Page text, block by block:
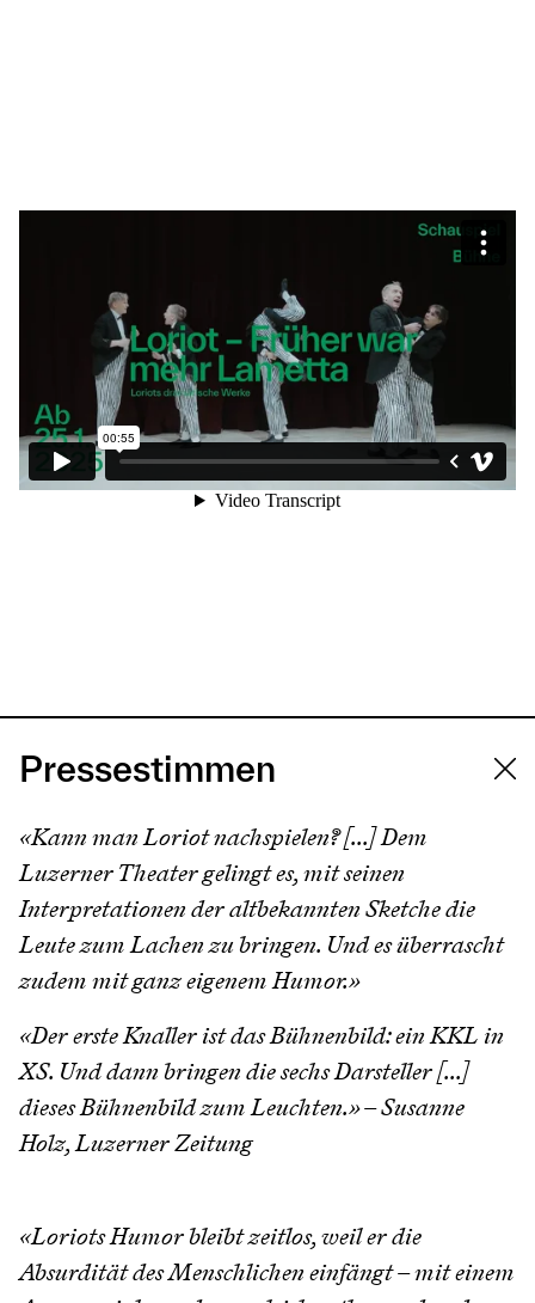
Pressestimmen
«Kann man Loriot nachspielen? [...] Dem
Luzerner Theater gelingt es, mit seinen
Interpretationen der altbekannten Sketche die
Leute zum Lachen zu bringen. Und es überrascht
zudem mit ganz eigenem Humor.»
«Der erste Knaller ist das Bühnenbild: ein KKL in
XS. Und dann bringen die sechs Darsteller [...]
dieses Bühnenbild zum Leuchten.» – Susanne
Holz, Luzerner Zeitung
«Loriots Humor bleibt zeitlos, weil er die
Absurdität des Menschlichen einfängt – mit einem